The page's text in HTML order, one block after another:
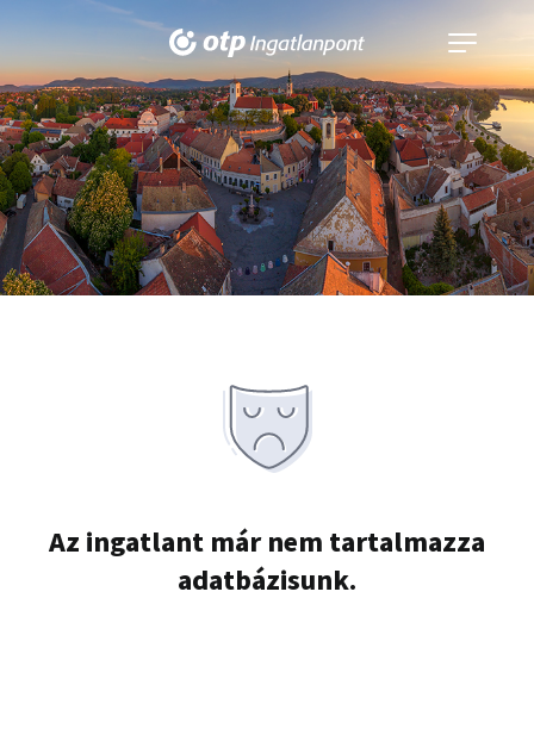
Navigáció
kinyitása
Az ingatlant már nem tartalmazza
adatbázisunk.